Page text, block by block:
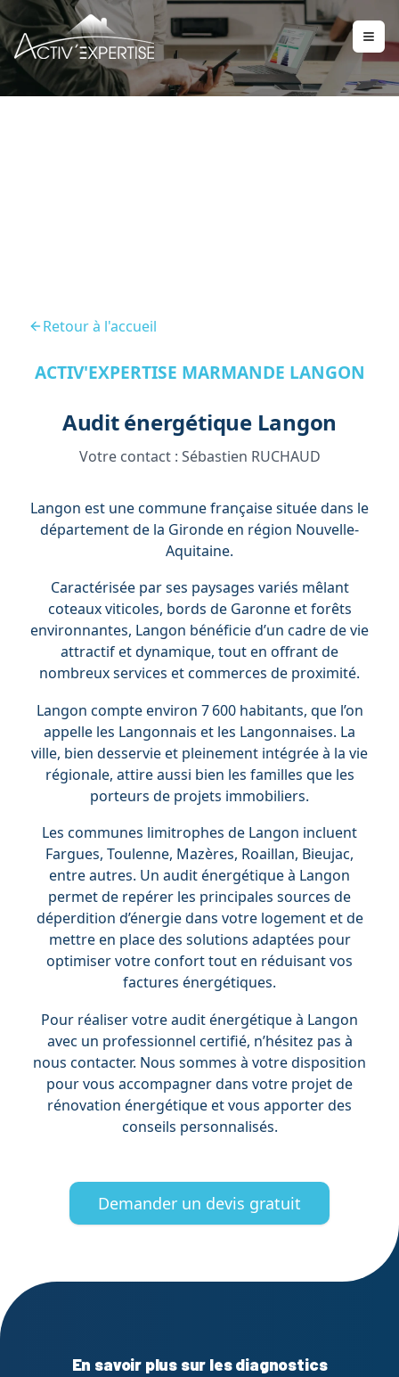
Retour à l'accueil
ACTIV'EXPERTISE MARMANDE LANGON
Audit énergétique Langon
Votre contact : Sébastien RUCHAUD
Langon est une commune française située dans le
département de la Gironde en région Nouvelle-
Aquitaine.
Caractérisée par ses paysages variés mêlant
coteaux viticoles, bords de Garonne et forêts
environnantes, Langon bénéficie d’un cadre de vie
attractif et dynamique, tout en offrant de
nombreux services et commerces de proximité.
Langon compte environ 7 600 habitants, que l’on
appelle les Langonnais et les Langonnaises. La
ville, bien desservie et pleinement intégrée à la vie
régionale, attire aussi bien les familles que les
porteurs de projets immobiliers.
Les communes limitrophes de Langon incluent
Fargues, Toulenne, Mazères, Roaillan, Bieujac,
entre autres. Un audit énergétique à Langon
permet de repérer les principales sources de
déperdition d’énergie dans votre logement et de
mettre en place des solutions adaptées pour
optimiser votre confort tout en réduisant vos
factures énergétiques.
Pour réaliser votre audit énergétique à Langon
avec un professionnel certifié, n’hésitez pas à
nous contacter. Nous sommes à votre disposition
pour vous accompagner dans votre projet de
rénovation énergétique et vous apporter des
conseils personnalisés.
Demander un devis gratuit
En savoir plus sur les diagnostics